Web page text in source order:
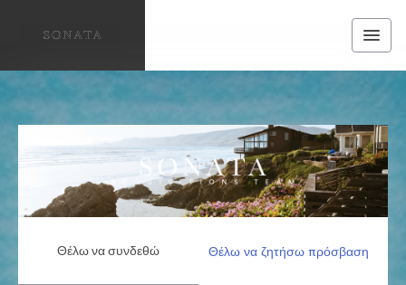
Θέλω να συνδεθώ Θέλω να ζητήσω πρόσβαση